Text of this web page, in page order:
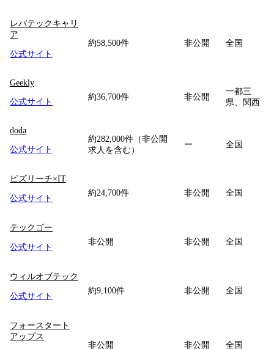
レバテックキャリ
ア
公式サイト
約58,500件 非公開 全国
Geekly
公式サイト
約36,700件 非公開
一都三
県、関西
doda
公式サイト
約282,000件（非公開
求人を含む）
ー 全国
ビズリーチ×IT
公式サイト
約24,700件 非公開 全国
テックゴー
公式サイト
非公開 非公開 全国
ウィルオブテック
公式サイト
約9,100件 非公開 全国
フォースタート
アップス
非公開
非公開 全国